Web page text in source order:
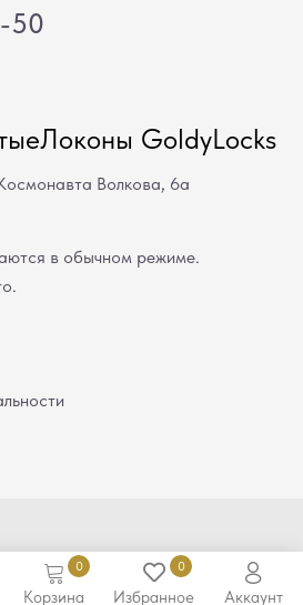
0
Корзина
0
Избранное Аккаунт
50
GoldyLocks
Волкова, 6а
в обычном режиме.